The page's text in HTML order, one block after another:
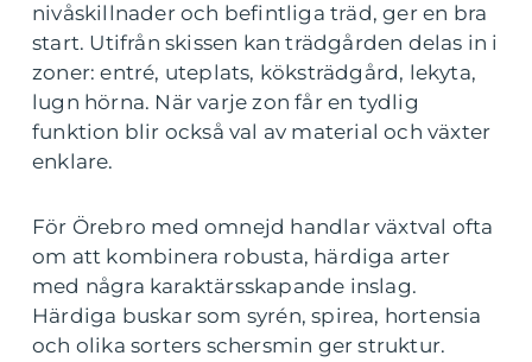
nivåskillnader och befintliga träd, ger en bra
start. Utifrån skissen kan trädgården delas in i
zoner: entré, uteplats, köksträdgård, lekyta,
lugn hörna. När varje zon får en tydlig
funktion blir också val av material och växter
enklare.
För Örebro med omnejd handlar växtval ofta
om att kombinera robusta, härdiga arter
med några karaktärsskapande inslag.
Härdiga buskar som syrén, spirea, hortensia
och olika sorters schersmin ger struktur.